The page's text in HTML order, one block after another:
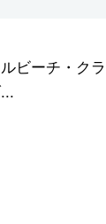
ビーチ・ク